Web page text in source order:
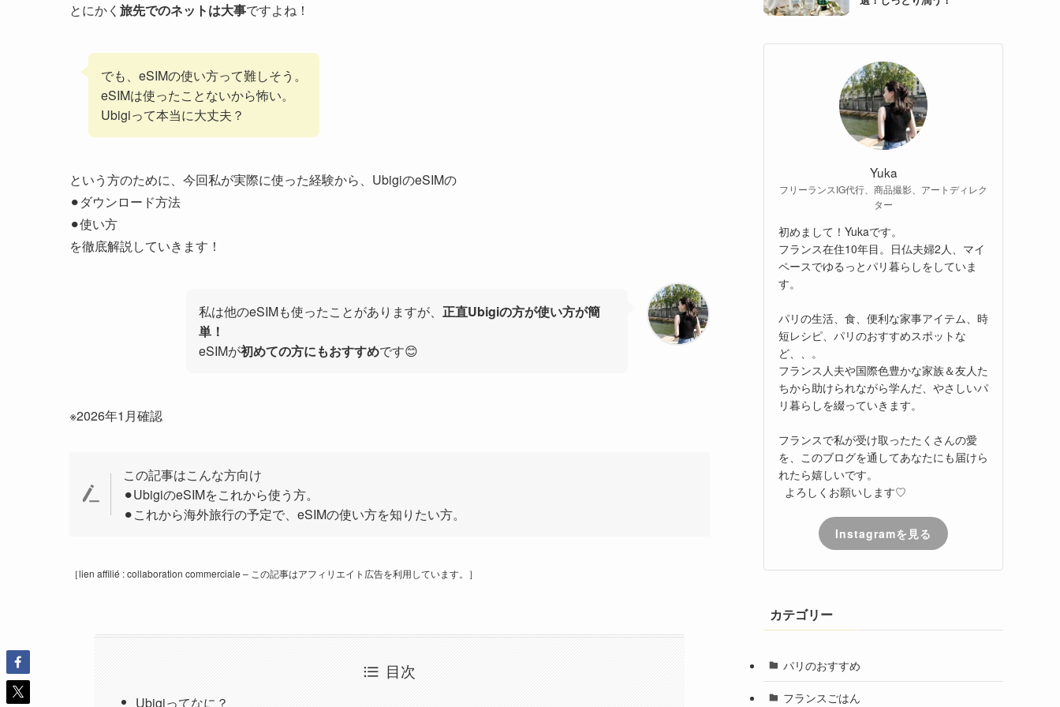
とにかく 旅先でのネットは大事ですよね！
でも、eSIMの使い方って難しそう。
eSIMは使ったことないから怖い。
Ubigiって本当に大丈夫？
という方のために、今回私が実際に使った経験から、UbigiのeSIMの
⚫︎ダウンロード方法
⚫︎使い方
を徹底解説していきます！
私は他のeSIMも使ったことがありますが、 正直Ubigiの方が使い方が簡
単！
eSIMが初めての方にもおすすめです😊
※2026年1月確認
この記事はこんな方向け
⚫︎UbigiのeSIMをこれから使う方。
⚫︎これから海外旅行の予定で、eSIMの使い方を知りたい方。
［lien affilié : collaboration commerciale – この記事はアフィリエイト広告を利用しています。］
目次
Ubigiってなに？
Yuka
フリーランスIG代行、商品撮影、アートディレク
ター
初めまして！Yukaです。
フランス在住10年目。日仏夫婦2人、マイ
ペースでゆるっとパリ暮らしをしていま
す。
パリの生活、食、便利な家事アイテム、時
短レシピ、パリのおすすめスポットな
ど、、。
フランス人夫や国際色豊かな家族＆友人た
ちから助けられながら学んだ、やさしいパ
リ暮らしを綴っていきます。
フランスで私が受け取ったたくさんの愛
を、このブログを通してあなたにも届けら
れたら嬉しいです。
よろしくお願いします♡
Instagramを見る
カテゴリー
パリのおすすめ
フランスごはん